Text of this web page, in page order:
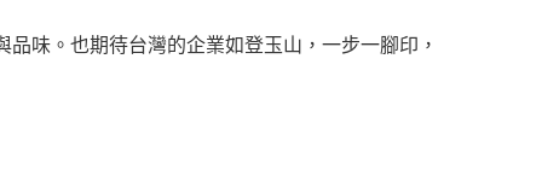
味。也期待台灣的企業如登玉山，一步一腳印，